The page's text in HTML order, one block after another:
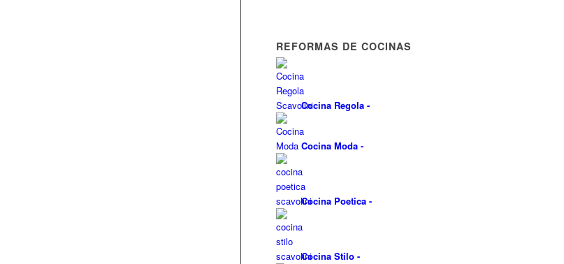
REFORMAS DE COCINAS
Cocina Regola -
Cocina Moda -
Cocina Poetica -
Cocina Stilo -